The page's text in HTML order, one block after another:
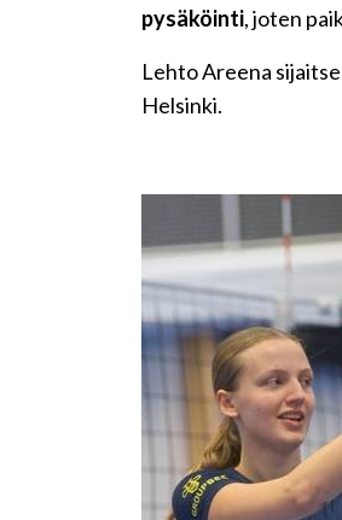
pysäköinti, joten
Lehto Areena
Helsinki.